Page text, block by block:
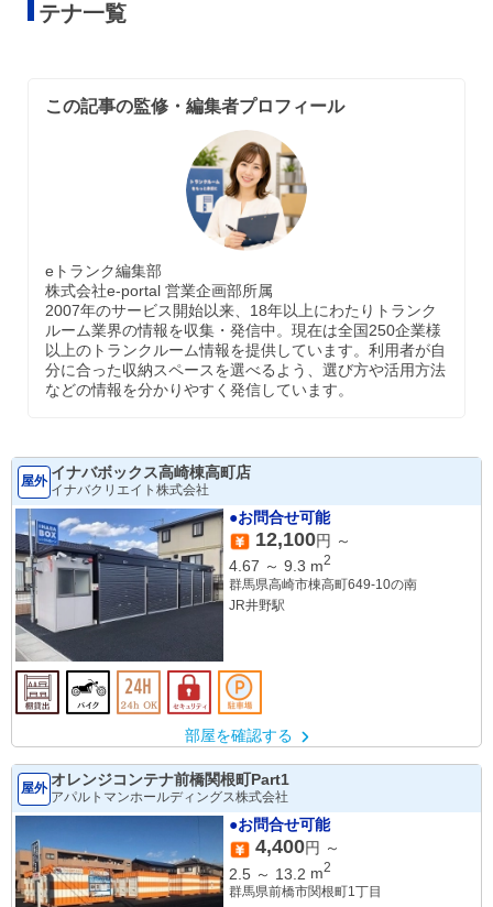
テナ一覧
この記事の監修・編集者プロフィール
eトランク編集部
株式会社e-portal 営業企画部所属
2007年のサービス開始以来、18年以上にわたりトランク
ルーム業界の情報を収集・発信中。現在は全国250企業様
以上のトランクルーム情報を提供しています。利用者が自
分に合った収納スペースを選べるよう、選び方や活用方法
などの情報を分かりやすく発信しています。
屋外 イナバボックス高崎棟高町店
イナバクリエイト株式会社
●お問合せ可能
12,100円 ～
4.67 ～ 9.3 m2
群馬県高崎市棟高町649-10の南
JR井野駅
部屋を確認する
屋外 オレンジコンテナ前橋関根町Part1
アパルトマンホールディングス株式会社
●お問合せ可能
4,400円 ～
2.5 ～ 13.2 m2
群馬県前橋市関根町1丁目